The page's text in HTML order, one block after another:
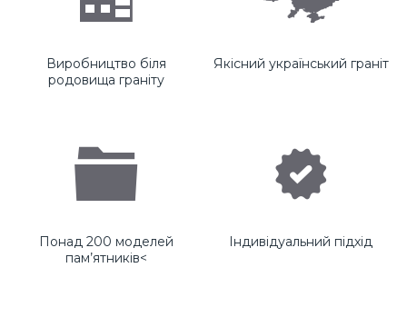
Виробництво біля
родовища граніту
Якісний український граніт
Понад 200 моделей
пам’ятників<
Індивідуальний підхід